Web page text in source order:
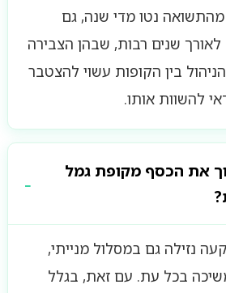
מהתשואה נטו מדי שנה, גם
שנים רבות, שבהן הצבירה
בין הקופות עשוי להצטבר
להשוות אותו.
את הכסף מקופת גמל
נזילה גם במסלול מנייתי,
בכל עת. עם זאת, בגלל